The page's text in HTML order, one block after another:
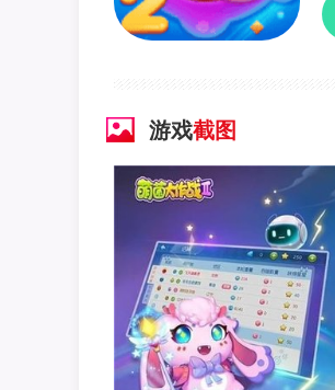
游戏截图